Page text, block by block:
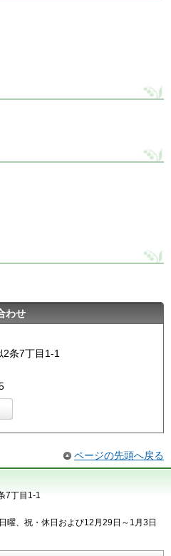
わせ
条7丁目1-1
ページの先頭へ戻る
7丁目1-1
曜、祝・休日および12月29日～1月3日